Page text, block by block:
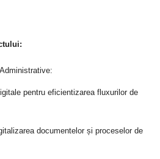
pentru eficientizarea fluxurilor de
documentelor și proceselor de